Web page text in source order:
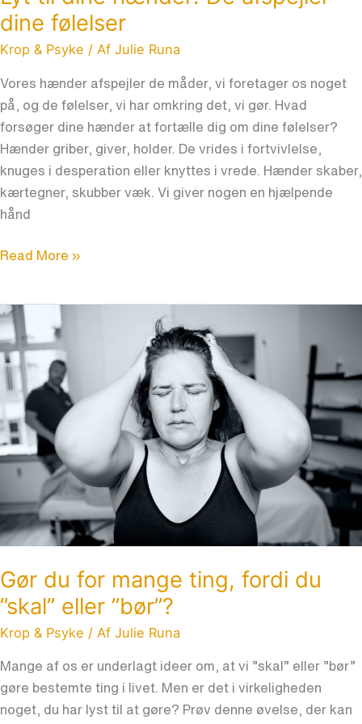
dine følelser
Krop & Psyke / Af Julie Runa
Vores hænder afspejler de måder, vi foretager os noget
på, og de følelser, vi har omkring det, vi gør. Hvad
forsøger dine hænder at fortælle dig om dine følelser?
Hænder griber, giver, holder. De vrides i fortvivlelse,
knuges i desperation eller knyttes i vrede. Hænder skaber,
kærtegner, skubber væk. Vi giver nogen en hjælpende
hånd
Read More »
Gør du for mange ting, fordi du
”skal” eller ”bør”?
Krop & Psyke / Af Julie Runa
Mange af os er underlagt ideer om, at vi ”skal” eller ”bør”
gøre bestemte ting i livet. Men er det i virkeligheden
noget, du har lyst til at gøre? Prøv denne øvelse, der kan
Gør
du
for
mange
ting,
fordi
du
”skal”
”bør”?